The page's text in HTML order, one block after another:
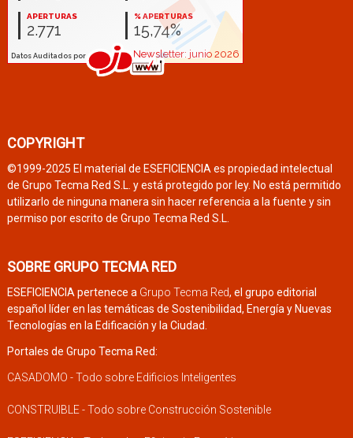
COPYRIGHT
©1999-2025 El material de ESEFICIENCIA es propiedad intelectual
de Grupo Tecma Red S.L. y está protegido por ley. No está permitido
utilizarlo de ninguna manera sin hacer referencia a la fuente y sin
permiso por escrito de Grupo Tecma Red S.L.
SOBRE GRUPO TECMA RED
ESEFICIENCIA pertenece a Grupo Tecma Red, el grupo editorial
español líder en las temáticas de Sostenibilidad, Energía y Nuevas
Tecnologías en la Edificación y la Ciudad.
Portales de Grupo Tecma Red:
CASADOMO - Todo sobre Edificios Inteligentes
CONSTRUIBLE - Todo sobre Construcción Sostenible